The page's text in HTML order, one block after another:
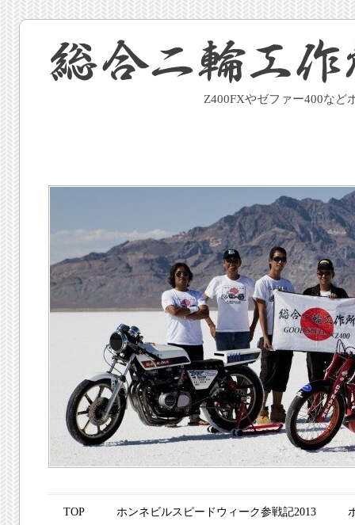
Z400FXやゼファー400など
Main menu
Skip to content
TOP ホンネビルスピードウィーク参戦記2013